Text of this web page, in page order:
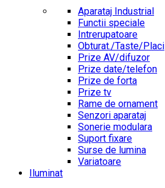
Aparataj Industrial
Functii speciale
Intrerupatoare
Obturat./Taste/Placi
Prize AV/difuzor
Prize date/telefon
Prize de forta
Prize tv
Rame de ornament
Senzori aparataj
Sonerie modulara
Suport fixare
Surse de lumina
Variatoare
Iluminat